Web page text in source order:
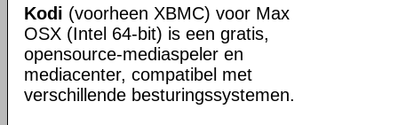
Kodi (voorheen XBMC) voor Max
OSX (Intel 64-bit) is een gratis,
opensource-mediaspeler en
mediacenter, compatibel met
verschillende besturingssystemen.